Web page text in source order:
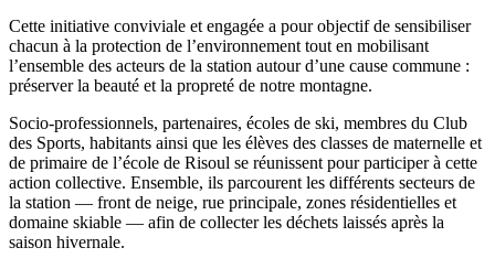
Cette initiative conviviale et engagée a pour objectif de sensibiliser
chacun à la protection de l’environnement tout en mobilisant
l’ensemble des acteurs de la station autour d’une cause commune :
préserver la beauté et la propreté de notre montagne.
Socio-professionnels, partenaires, écoles de ski, membres du Club
des Sports, habitants ainsi que les élèves des classes de maternelle et
de primaire de l’école de Risoul se réunissent pour participer à cette
action collective. Ensemble, ils parcourent les différents secteurs de
la station — front de neige, rue principale, zones résidentielles et
domaine skiable — afin de collecter les déchets laissés après la
saison hivernale.